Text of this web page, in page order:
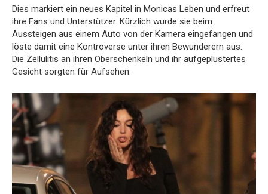
Dies markiert ein neues Kapitel in Monicas Leben und erfreut
ihre Fans und Unterstützer. Kürzlich wurde sie beim
Aussteigen aus einem Auto von der Kamera eingefangen und
löste damit eine Kontroverse unter ihren Bewunderern aus.
Die Zellulitis an ihren Oberschenkeln und ihr aufgeplustertes
Gesicht sorgten für Aufsehen.